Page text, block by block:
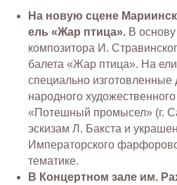
На новую сцене
ель «Жар птица». В
композитора И.
балета «Жар птица». На
специально изготовленные
народного
«Потешный промысел» (г.
эскизам Л. Бакста и
Императорского
тематике.
В Концертном зале им.